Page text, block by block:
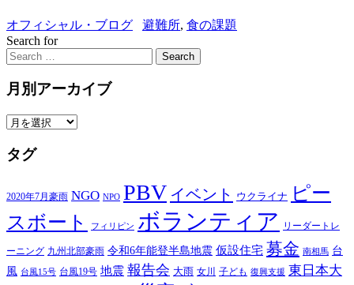
オフィシャル・ブログ 避難所, 食の課題
Search for
Search
月別アーカイブ
月
ア
イ
ブ
タグ
2020年7月豪雨 NGO NPO PBV イベント ウクライナ ピー
スボート
フィリピン ボランティア リーダートレ
ーニング 九州北部豪雨 令和6年能登半島地震 仮設住宅 募金 南相馬 台
風 台風15号 台風19号 地震 報告会 大雨 女川 子ども 復興支援 東日本大